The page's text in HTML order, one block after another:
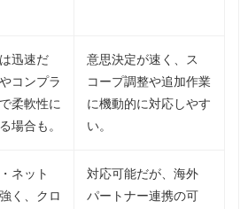
迅速だ
コンプラ
柔軟性に
場合も。
意思決定が速く、ス
コープ調整や追加作業
に機動的に対応しやす
い。
ネット
く、クロ
対応可能だが、海外
パートナー連携の可